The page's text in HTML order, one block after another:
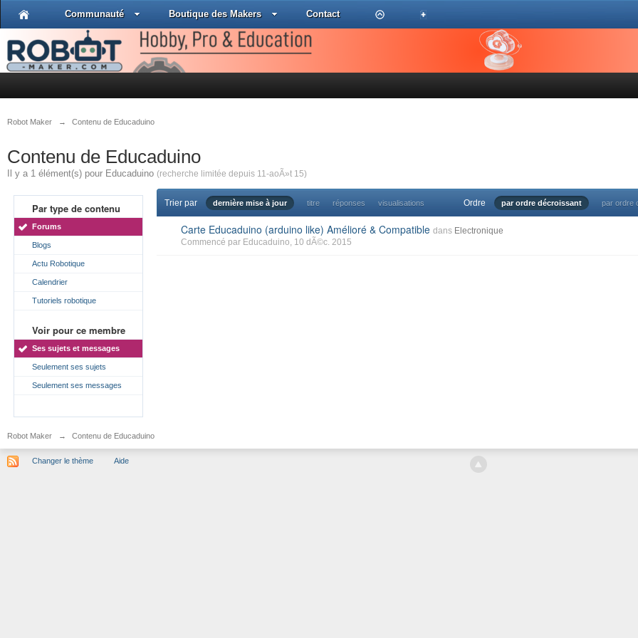
Communauté Boutique des Makers Contact
Robot Maker → Contenu de Educaduino
Contenu de Educaduino
Il y a 1 élément(s) pour Educaduino (recherche limitée depuis 11-aoÃ»t 15)
Par type de contenu
Forums
Blogs
Actu Robotique
Calendrier
Tutoriels robotique
Voir pour ce membre
Ses sujets et messages
Seulement ses sujets
Seulement ses messages
Trier par dernière mise à jour titre réponses visualisations Ordre par ordre décroissant par ordre
Carte Educaduino (arduino like) Amélioré & Compatible dans Electronique
Commencé par Educaduino, 10 dÃ©c. 2015
Robot Maker → Contenu de Educaduino
Changer le thème Aide